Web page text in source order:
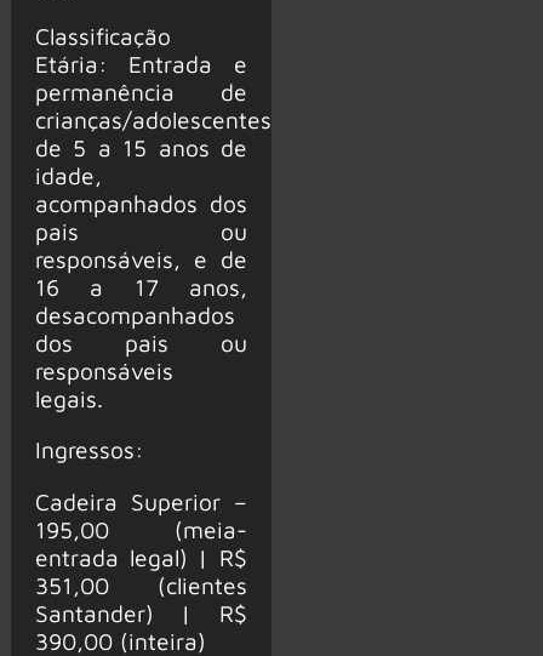
Classificação
Etária: Entrada e
permanência de
crianças/adolescentes
de 5 a 15 anos de
idade,
acompanhados dos
pais ou
responsáveis, e de
16 a 17 anos,
desacompanhados
dos pais ou
responsáveis
legais.
Ingressos:
Cadeira Superior –
195,00 (meia-
entrada legal) | R$
351,00 (clientes
Santander) | R$
390,00 (inteira)